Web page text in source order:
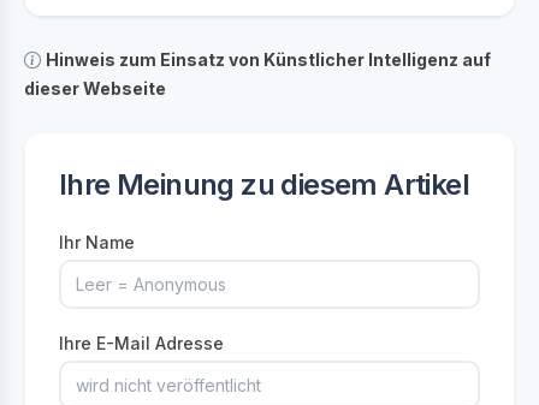
Hinweis zum Einsatz von Künstlicher Intelligenz auf
dieser Webseite
Ihre Meinung zu diesem Artikel
Ihr Name
Ihre E-Mail Adresse